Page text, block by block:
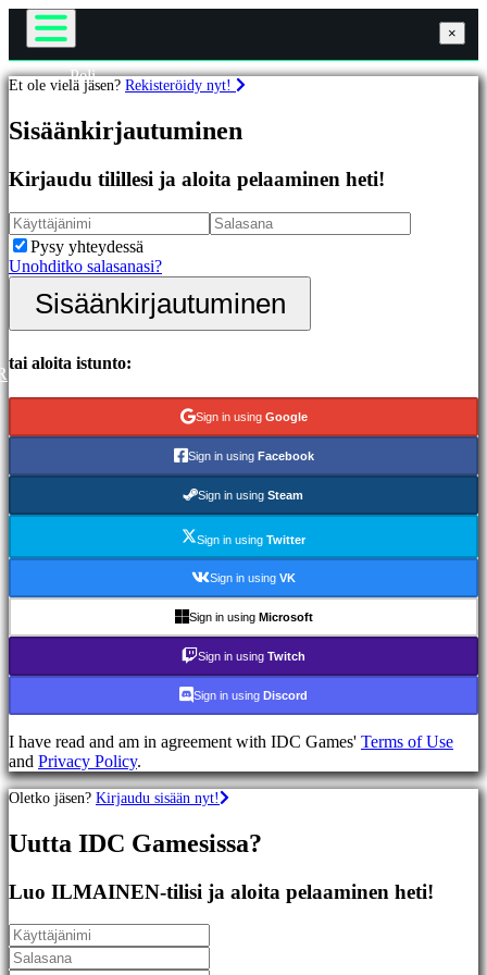
Esittelyssä
Uutuudet
Ilmaiset
pelit
Kategoriat
Toimintapelit
Seikkailupelit
pelit
pelit
Räiskintäpelit
games
games
games
games
games
games
Demot
Yhteisö
Gameplay
sisäiset
Uutiset
Media
Oppaat
Peli
Gameplay
Uutiset
Oppaat
Foorumit
Kauppa
Sisäänkirjautuminen
Rekisteröidy
×
Et ole vielä jäsen? Rekisteröidy nyt!
Sisäänkirjautuminen
Kirjaudu tilillesi ja aloita pelaaminen heti!
Pysy yhteydessä
Unohditko salasanasi?
Sisäänkirjautuminen
tai aloita istunto:
Sign in using Google
Sign in using Facebook
Sign in using Steam
Sign in usingTwitter
Sign in using VK
Sign in using Microsoft
Sign in using Twitch
Sign in using Discord
I have read and am in agreement with IDC Games' Terms of Use
and Privacy Policy.
×
Oletko jäsen? Kirjaudu sisään nyt!
Uutta IDC Gamesissa?
Luo ILMAINEN-tilisi ja aloita pelaaminen heti!
×